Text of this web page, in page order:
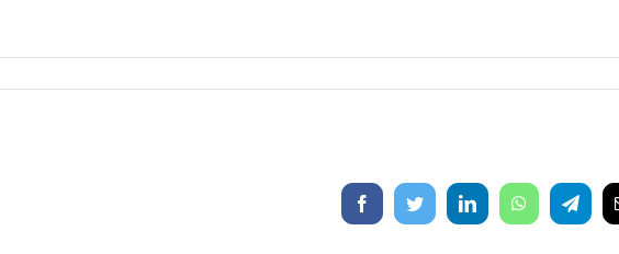
FacebookTwitterLinkedInWhatsApp